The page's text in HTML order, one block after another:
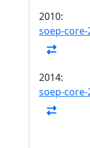
2010:
soep-
2014:
soep-